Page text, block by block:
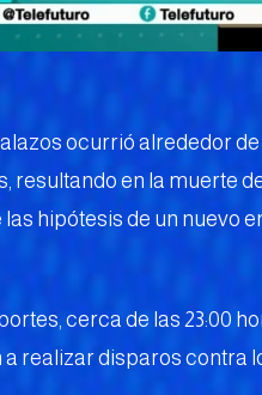
ocurrió alrededor
resultando en la muerte
hipótesis de un nuevo
cerca de las 23:00
realizar disparos contra